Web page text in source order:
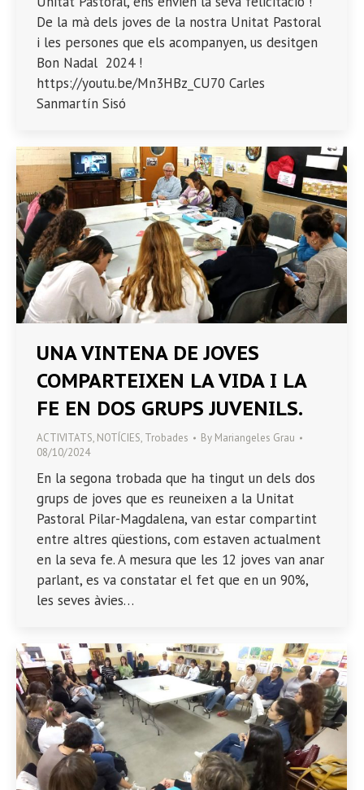
De la mà dels joves de la nostra Unitat Pastoral
i les persones que els acompanyen, us desitgen
Bon Nadal 2024 !
https://youtu.be/Mn3HBz_CU70 Carles
Sanmartín Sisó
UNA VINTENA DE JOVES
COMPARTEIXEN LA VIDA I LA
FE EN DOS GRUPS JUVENILS.
ACTIVITATS, NOTÍCIES, Trobades By Mariangeles Grau
08/10/2024
En la segona trobada que ha tingut un dels dos
grups de joves que es reuneixen a la Unitat
Pastoral Pilar-Magdalena, van estar compartint
entre altres qüestions, com estaven actualment
en la seva fe. A mesura que les 12 joves van anar
parlant, es va constatar el fet que en un 90%,
les seves àvies…